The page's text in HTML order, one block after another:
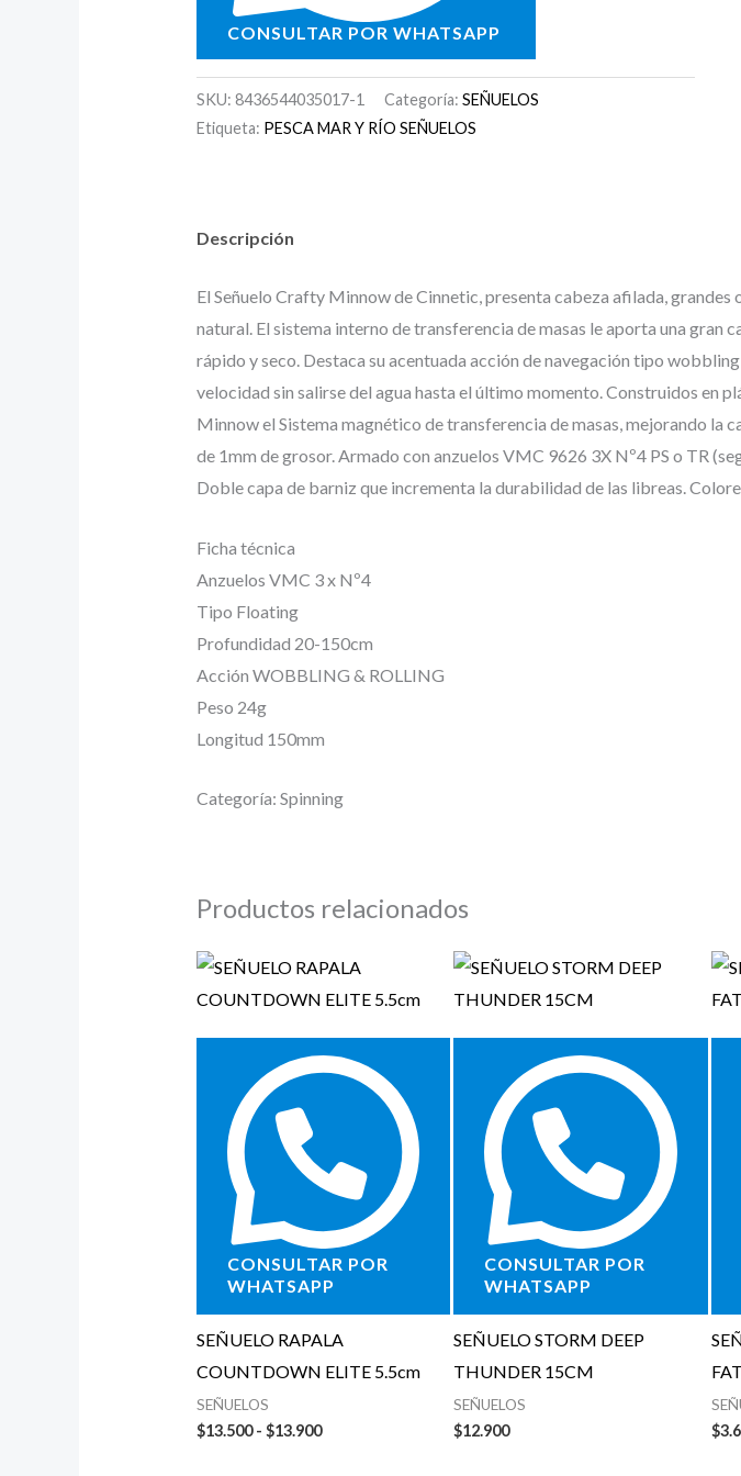
CONSULTAR POR WHATSAPP
SKU: 8436544035017-1 Categoría: SEÑUELOS
Etiqueta: PESCA MAR Y RÍO SEÑUELOS
Descripción
El Señuelo Crafty Minnow de Cinnetic, presenta cabeza afilada,
natural. El sistema interno de transferencia de masas le aporta una gran
rápido y seco. Destaca su acentuada acción de navegación tipo
velocidad sin salirse del agua hasta el último momento. Construidos en
Minnow el Sistema magnético de transferencia de masas, mejorando la
de 1mm de grosor. Armado con anzuelos VMC 9626 3X Nº4 PS o TR
Doble capa de barniz que incrementa la durabilidad de las libreas.
Ficha técnica
Anzuelos VMC 3 x Nº4
Tipo Floating
Profundidad 20-150cm
Acción WOBBLING & ROLLING
Peso 24g
Longitud 150mm
Categoría: Spinning
Productos relacionados
CONSULTAR POR
WHATSAPP
SEÑUELO RAPALA
COUNTDOWN ELITE 5.5cm
SEÑUELOS
$13.500 - $13.900
CONSULTAR POR
WHATSAPP
SEÑUELO STORM DEEP
THUNDER 15CM
SEÑUELOS
$12.900 $